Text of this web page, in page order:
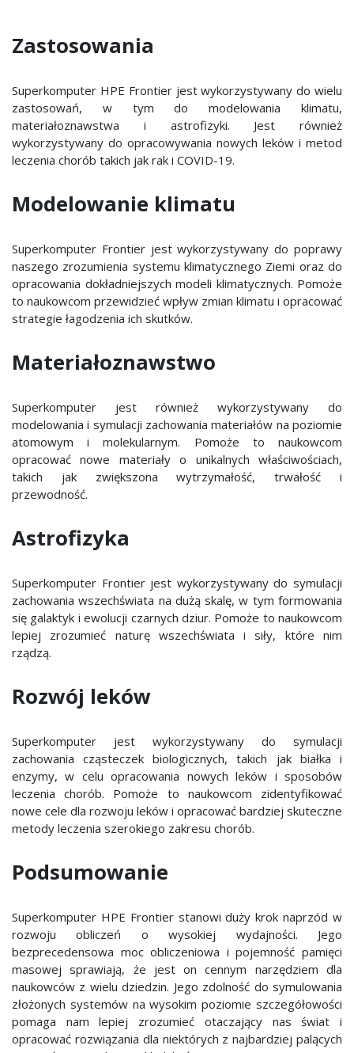
Zastosowania
Superkomputer HPE Frontier jest wykorzystywany do wielu
zastosowań, w tym do modelowania klimatu,
materiałoznawstwa i astrofizyki. Jest również
wykorzystywany do opracowywania nowych leków i metod
leczenia chorób takich jak rak i COVID-19.
Modelowanie klimatu
Superkomputer Frontier jest wykorzystywany do poprawy
naszego zrozumienia systemu klimatycznego Ziemi oraz do
opracowania dokładniejszych modeli klimatycznych. Pomoże
to naukowcom przewidzieć wpływ zmian klimatu i opracować
strategie łagodzenia ich skutków.
Materiałoznawstwo
Superkomputer jest również wykorzystywany do
modelowania i symulacji zachowania materiałów na poziomie
atomowym i molekularnym. Pomoże to naukowcom
opracować nowe materiały o unikalnych właściwościach,
takich jak zwiększona wytrzymałość, trwałość i
przewodność.
Astrofizyka
Superkomputer Frontier jest wykorzystywany do symulacji
zachowania wszechświata na dużą skalę, w tym formowania
się galaktyk i ewolucji czarnych dziur. Pomoże to naukowcom
lepiej zrozumieć naturę wszechświata i siły, które nim
rządzą.
Rozwój leków
Superkomputer jest wykorzystywany do symulacji
zachowania cząsteczek biologicznych, takich jak białka i
enzymy, w celu opracowania nowych leków i sposobów
leczenia chorób. Pomoże to naukowcom zidentyfikować
nowe cele dla rozwoju leków i opracować bardziej skuteczne
metody leczenia szerokiego zakresu chorób.
Podsumowanie
Superkomputer HPE Frontier stanowi duży krok naprzód w
rozwoju obliczeń o wysokiej wydajności. Jego
bezprecedensowa moc obliczeniowa i pojemność pamięci
masowej sprawiają, że jest on cennym narzędziem dla
naukowców z wielu dziedzin. Jego zdolność do symulowania
złożonych systemów na wysokim poziomie szczegółowości
pomaga nam lepiej zrozumieć otaczający nas świat i
opracować rozwiązania dla niektórych z najbardziej palących